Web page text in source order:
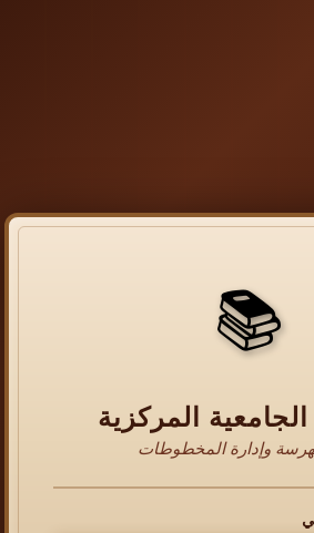
📚
الجامعية المركزية
وإدارة المخطوطات